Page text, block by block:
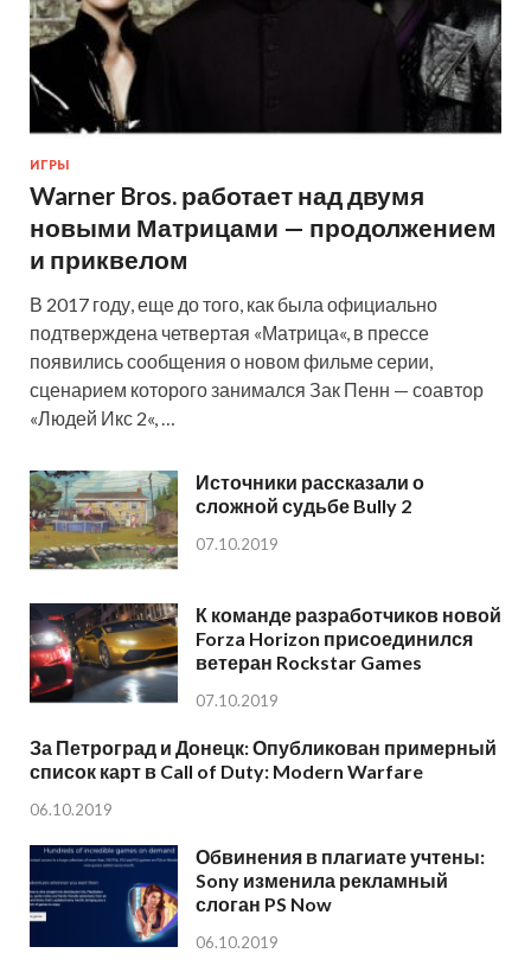
ИГРЫ
Warner Bros. работает над двумя
новыми Матрицами — продолжением
и приквелом
В 2017 году, еще до того, как была официально
подтверждена четвертая «Матрица«, в прессе
появились сообщения о новом фильме серии,
сценарием которого занимался Зак Пенн — соавтор
«Людей Икс 2«, …
Источники рассказали о
сложной судьбе Bully 2
07.10.2019
К команде разработчиков новой
Forza Horizon присоединился
ветеран Rockstar Games
07.10.2019
За Петроград и Донецк: Опубликован примерный
список карт в Call of Duty: Modern Warfare
06.10.2019
Обвинения в плагиате учтены:
Sony изменила рекламный
слоган PS Now
06.10.2019